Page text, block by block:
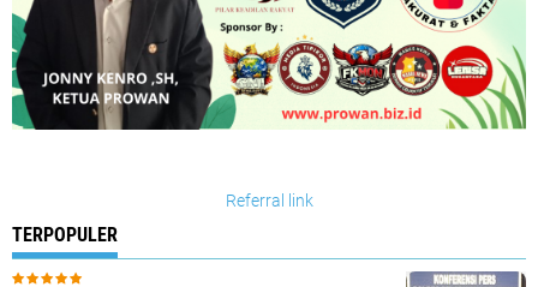
Referral link
TERPOPULER